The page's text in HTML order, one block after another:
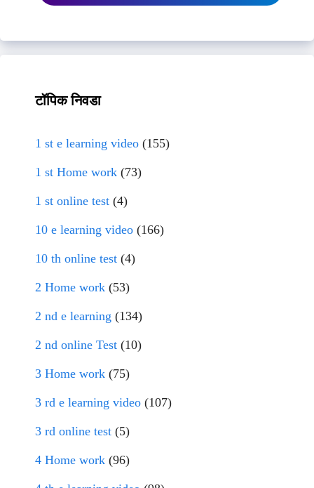
टॉपिक निवडा
1 st e learning video (155)
1 st Home work (73)
1 st online test (4)
10 e learning video (166)
10 th online test (4)
2 Home work (53)
2 nd e learning (134)
2 nd online Test (10)
3 Home work (75)
3 rd e learning video (107)
3 rd online test (5)
4 Home work (96)